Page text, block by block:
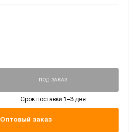
ПОД ЗАКАЗ
Срок поставки 1–3 дня
Оптовый заказ